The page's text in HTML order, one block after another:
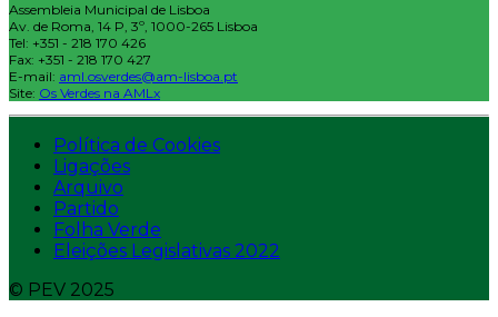
Assembleia Municipal de Lisboa
Av. de Roma, 14 P, 3º, 1000-265 Lisboa
Tel: +351 - 218 170 426
Fax: +351 - 218 170 427
E-mail: aml.osverdes@am-lisboa.pt
Site: Os Verdes na AMLx
Política de Cookies
Ligações
Arquivo
Partido
Folha Verde
Eleições Legislativas 2022
© PEV 2025